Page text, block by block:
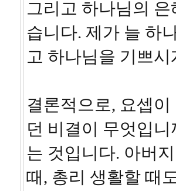
그리고 하나님의
습니다. 제가 늘 하
고 하나님을 기쁘
결론적으로, 요셉
던 비결이 무엇입
는 것입니다. 아버
때, 총리 생활할 때